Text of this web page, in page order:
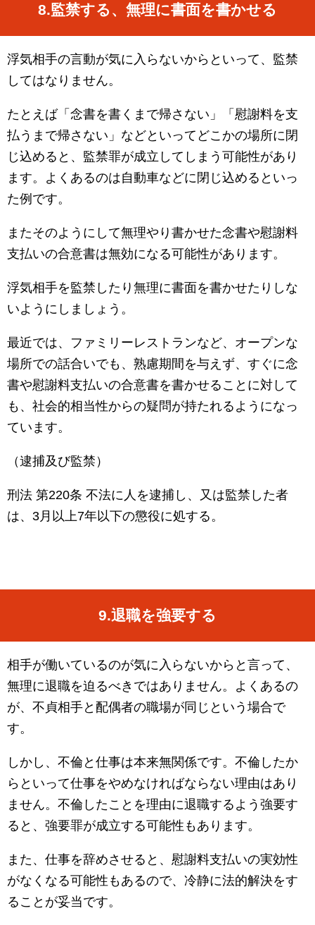
8.監禁する、無理に書面を書かせる
浮気相手の言動が気に入らないからといって、監禁
してはなりません。
たとえば「念書を書くまで帰さない」「慰謝料を支
払うまで帰さない」などといってどこかの場所に閉
じ込めると、監禁罪が成立してしまう可能性があり
ます。よくあるのは自動車などに閉じ込めるといっ
た例です。
またそのようにして無理やり書かせた念書や慰謝料
支払いの合意書は無効になる可能性があります。
浮気相手を監禁したり無理に書面を書かせたりしな
いようにしましょう。
最近では、ファミリーレストランなど、オープンな
場所での話合いでも、熟慮期間を与えず、すぐに念
書や慰謝料支払いの合意書を書かせることに対して
も、社会的相当性からの疑問が持たれるようになっ
ています。
（逮捕及び監禁）
刑法 第220条 不法に人を逮捕し、又は監禁した者
は、 3月以上7年以下の懲役に処する。
9.退職を強要する
相手が働いているのが気に入らないからと言って、
無理に退職を迫るべきではありません。よくあるの
が、不貞相手と配偶者の職場が同じという場合で
す。
しかし、不倫と仕事は本来無関係です。不倫したか
らといって仕事をやめなければならない理由はあり
ません。不倫したことを理由に退職するよう強要す
ると、強要罪が成立する可能性もあります。
また、仕事を辞めさせると、慰謝料支払いの実効性
がなくなる可能性もあるので、冷静に法的解決をす
ることが妥当です。